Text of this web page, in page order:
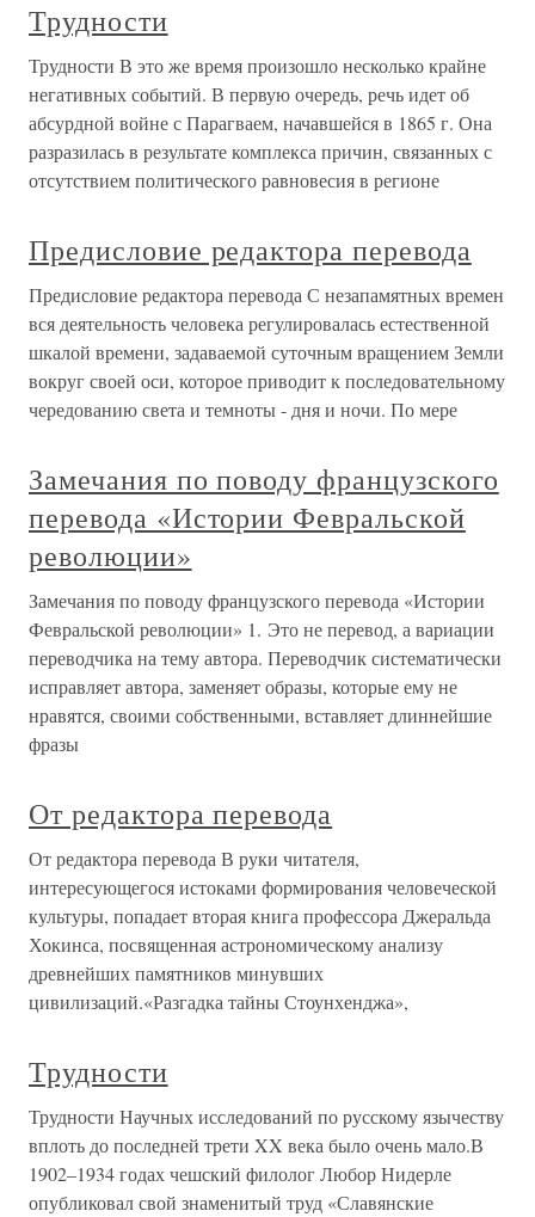
Трудности
Трудности В это же время произошло несколько крайне
негативных событий. В первую очередь, речь идет об
абсурдной войне с Парагваем, начавшейся в 1865 г. Она
разразилась в результате комплекса причин, связанных с
отсутствием политического равновесия в регионе
Предисловие редактора перевода
Предисловие редактора перевода С незапамятных времен
вся деятельность человека регулировалась естественной
шкалой времени, задаваемой суточным вращением Земли
вокруг своей оси, которое приводит к последовательному
чередованию света и темноты - дня и ночи. По мере
Замечания по поводу французского
перевода «Истории Февральской
революции»
Замечания по поводу французского перевода «Истории
Февральской революции» 1. Это не перевод, а вариации
переводчика на тему автора. Переводчик систематически
исправляет автора, заменяет образы, которые ему не
нравятся, своими собственными, вставляет длиннейшие
фразы
От редактора перевода
От редактора перевода В руки читателя,
интересующегося истоками формирования человеческой
культуры, попадает вторая книга профессора Джеральда
Хокинса, посвященная астрономическому анализу
древнейших памятников минувших
цивилизаций.«Разгадка тайны Стоунхенджа»,
Трудности
Трудности Научных исследований по русскому язычеству
вплоть до последней трети XX века было очень мало.В
1902–1934 годах чешский филолог Любор Нидерле
опубликовал свой знаменитый труд «Славянские